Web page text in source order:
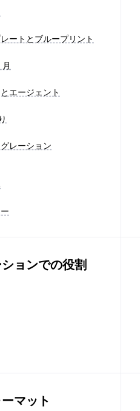
ートとブループリント
エージェント
レーション
ョンでの役割
マット